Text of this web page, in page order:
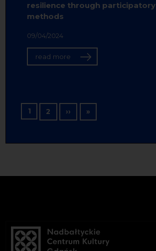
resilience through participatory
methods
09/04/2024
read more
Pagination
1 2 ›› Next page
»Last page